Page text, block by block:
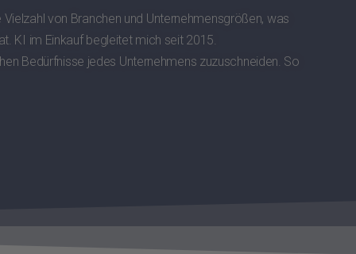
von Branchen und Unternehmensgrößen, was
KI im Einkauf begleitet mich seit 2015.
Bedürfnisse jedes Unternehmens zuzuschneiden. So